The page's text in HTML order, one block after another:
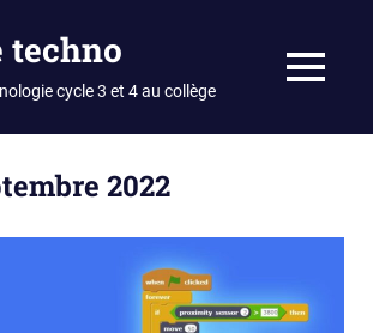
techno
cycle 3 et 4 au collège MENU
2022